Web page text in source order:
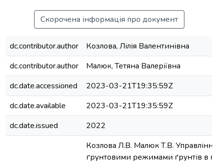
Скорочена інформація про документ
dc.contributor.author
Козлова, Лілія Валентинівна
dc.contributor.author
Малюк, Тетяна Валеріївна
dc.date.accessioned
2023-03-21T19:35:59Z
dc.date.available
2023-03-21T19:35:59Z
dc.date.issued
2022
Козлова Л.В. Малюк Т.В. Управління
ґрунтовими режимами ґрунтів в